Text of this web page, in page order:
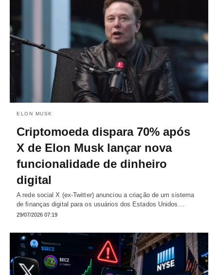
ELON MUSK
Criptomoeda dispara 70% após
X de Elon Musk lançar nova
funcionalidade de dinheiro
digital
A rede social X (ex-Twitter) anunciou a criação de um sistema
de finanças digital para os usuários dos Estados Unidos…
29/07/2026 07:19